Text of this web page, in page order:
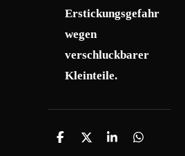
Erstickungsgefahr
wegen
verschluckbarer
Kleinteile.
T
T
T
T